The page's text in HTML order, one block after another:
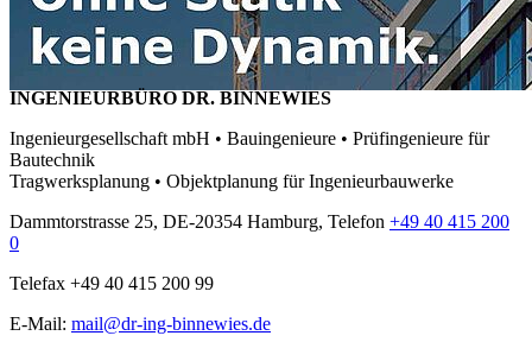
INGENIEURBÜRO DR. BINNEWIES
Ingenieurgesellschaft mbH • Bauingenieure • Prüfingenieure für
Bautechnik
Tragwerksplanung • Objektplanung für Ingenieurbauwerke
Dammtorstrasse 25, DE-20354 Hamburg, Telefon +49 40 415 200
0
Telefax +49 40 415 200 99
E-Mail: mail@dr-ing-binnewies.de